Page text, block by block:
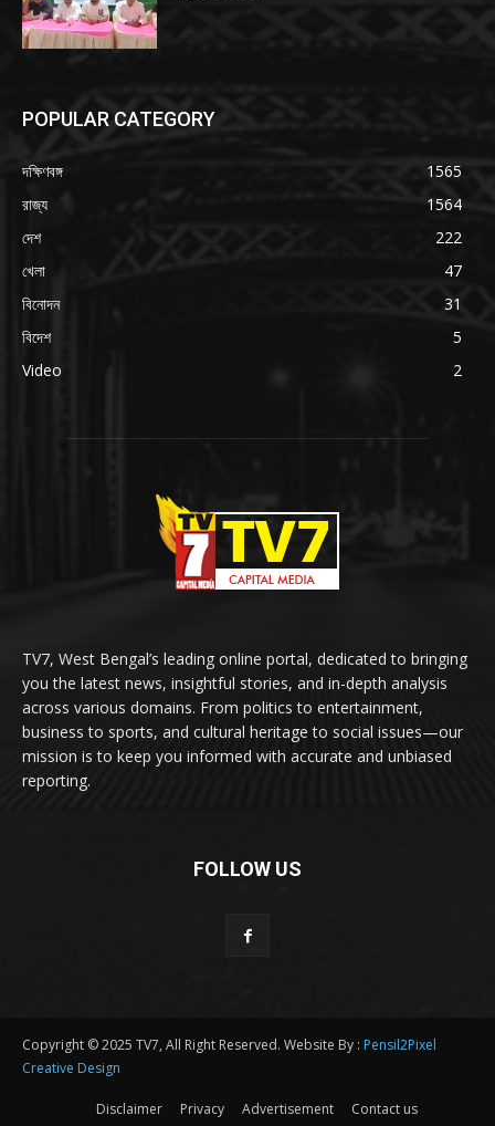
POPULAR CATEGORY
দক্ষিণবঙ্গ
1565
রাজ্য
1564
দেশ
222
খেলা
47
বিনোদন
31
বিদেশ
5
Video
2
TV7, West Bengal’s leading online portal, dedicated to bringing
you the latest news, insightful stories, and in-depth analysis
across various domains. From politics to entertainment,
business to sports, and cultural heritage to social issues—our
mission is to keep you informed with accurate and unbiased
reporting.
FOLLOW US
Copyright © 2025 TV7, All Right Reserved. Website By : Pensil2Pixel
Creative Design
Disclaimer Privacy Advertisement Contact us